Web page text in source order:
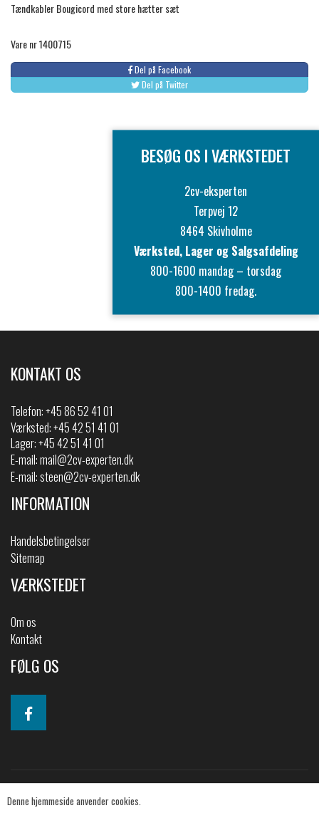
Tændkabler Bougicord med store hætter sæt
Vare nr 1400715
Del på Facebook
Del på Twitter
Denne hjemmeside anvender cookies.
BESØG OS I VÆRKSTEDET
2cv-eksperten
Terpvej 12
8464 Skivholme
Værksted, Lager og Salgsafdeling
800-1600 mandag – torsdag
800-1400 fredag.
KONTAKT OS
Telefon:+45 86 52 41 01
Værksted: +45 42 51 41 01
Lager: +45 42 51 41 01
E-mail:mail@2cv-experten.dk
E-mail:steen@2cv-experten.dk
INFORMATION
Handelsbetingelser
Sitemap
VÆRKSTEDET
Om os
Kontakt
FØLG OS
© 2019 2CV-shoppen. All Rights Reserved.